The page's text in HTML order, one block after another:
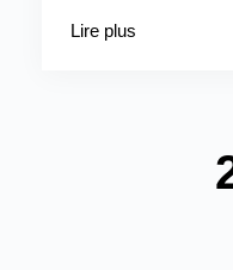
Lire plus